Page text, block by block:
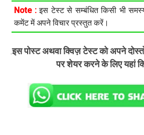
Note :इस टेस्ट से सम्बंधित किसी भी
कमेंट में अपने विचार प्रस्तुत करें।
.इस पोस्ट अथवा क्विज़ टेस्ट को अपने
पर शेयर करने के लिए यहां